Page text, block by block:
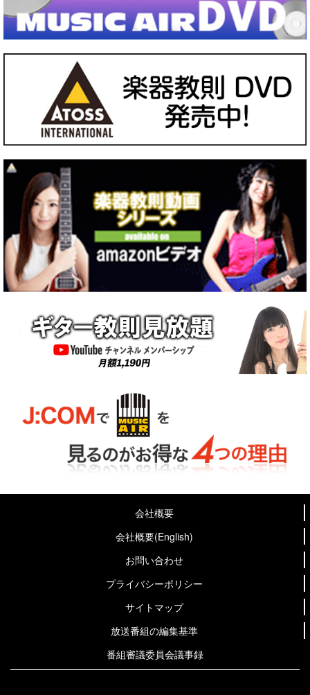
会社概要
会社概要(English)
お問い合わせ
プライバシーポリシー
サイトマップ
放送番組の編集基準
番組審議委員会議事録